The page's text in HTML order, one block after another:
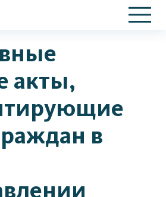
акты,
в